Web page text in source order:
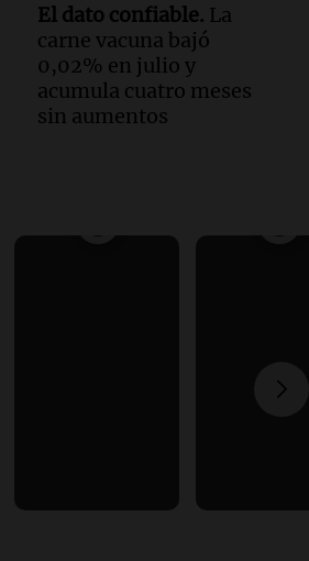
El dato confiable. La
carne vacuna bajó
0,02% en julio y
acumula cuatro meses
sin aumentos